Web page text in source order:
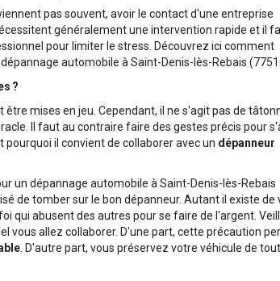
pas souvent, avoir le contact d'une entreprise
généralement une intervention rapide et il
pour limiter le stress. Découvrez ici comment
automobile à Saint-Denis-lès-Rebais
?
mises en jeu. Cependant, il ne s'agit pas de
Il faut au contraire faire des gestes précis pour
pourquoi il convient de collaborer avec un dépanneur
un dépannage automobile à Saint-Denis-lès-Rebais
de tomber sur le bon dépanneur. Autant il existe de
qui abusent des autres pour se faire de l'argent.
vous allez collaborer. D'une part, cette précaution
. D'autre part, vous préservez votre véhicule de